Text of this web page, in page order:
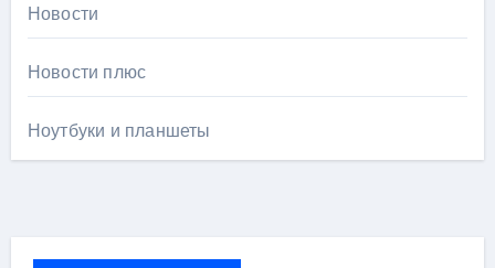
Новости
Новости плюс
Ноутбуки и планшеты